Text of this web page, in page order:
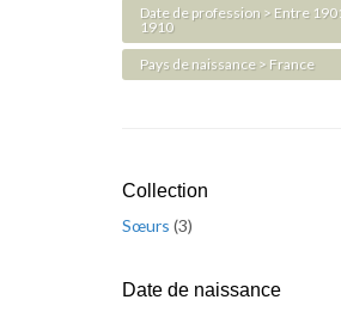
Date de profession > Entre
1910
Pays de naissance > France
Collection
Sœurs (3)
Date de naissance